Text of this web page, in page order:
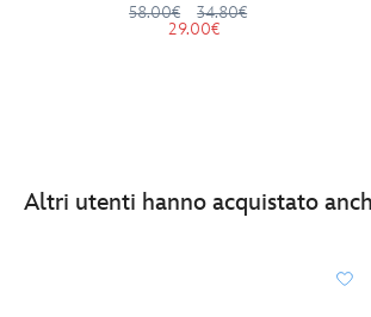
58.00€
34.80€
29.00€
Altri utenti hanno acquistato